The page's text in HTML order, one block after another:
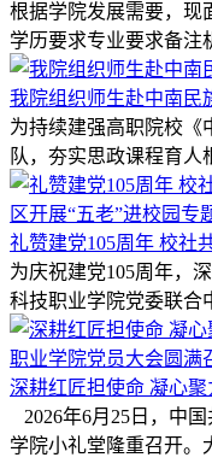
根据学院发展需要，现
学历要求专业要求备注
我院组织师生赴中南民
为持续建强高职院校《
队，夯实思政课程育人
礼赞建党105周年 校社
为庆祝建党105周年，
科技职业学院党委联合
深耕红匠担使命 凝心聚
2026年6月25日，中
学院小礼堂隆重召开。